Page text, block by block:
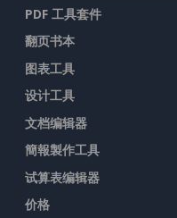
PDF 工具套件
翻页书本
图表工具
设计工具
文档编辑器
簡報製作工具
试算表编辑器
价格